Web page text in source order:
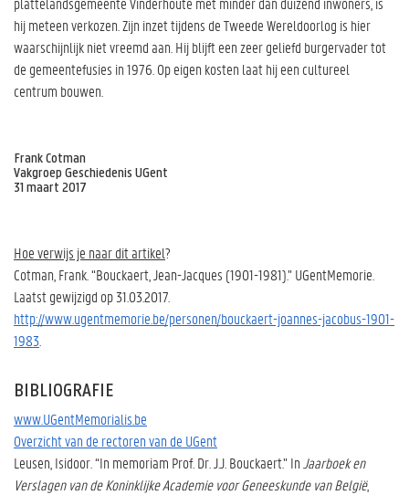
hij meteen verkozen. Zijn inzet tijdens de Tweede Wereldoorlog is hier
waarschijnlijk niet vreemd aan. Hij blijft een zeer geliefd burgervader tot
de gemeentefusies in 1976. Op eigen kosten laat hij een cultureel
centrum bouwen.
Frank Cotman
Vakgroep Geschiedenis UGent
31 maart 2017
Hoe verwijs je naar dit artikel?
Cotman, Frank. “Bouckaert, Jean-Jacques (1901-1981).” UGentMemorie.
Laatst gewijzigd op 31.03.2017.
http://www.ugentmemorie.be/personen/bouckaert-joannes-jacobus-1901-
1983
BIBLIOGRAFIE
www.UGentMemorialis.be
Overzicht van de rectoren van de UGent
Leusen, Isidoor. “In memoriam Prof. Dr. J.J. Bouckaert.” In Jaarboek en
Verslagen van de Koninklijke Academie voor Geneeskunde van België,